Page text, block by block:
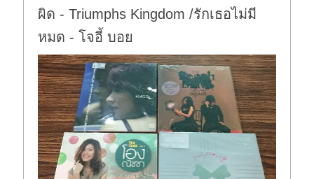
ผิด - Triumphs Kingdom /รักเธอไม่มี
หมด - โจอี้ บอย